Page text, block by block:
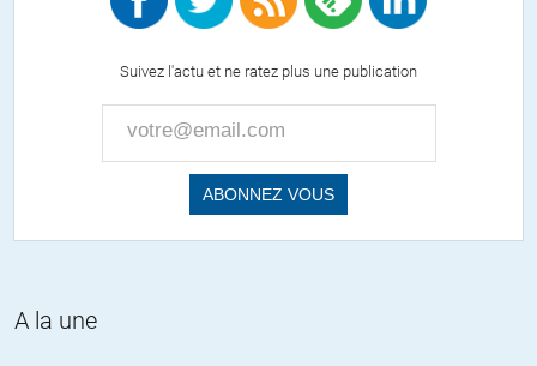
Suivez l'actu et ne ratez plus une publication
A la une